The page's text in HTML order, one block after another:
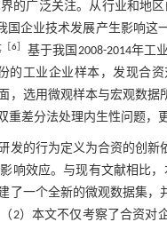
广泛关注。从行业和地区
国企业技术发展产生影响这
［6
基于我国2008-2014年工
的工业企业样本，发现合
选用微观样本与宏观数
差分法处理内生性问题，
的行为定义为合资的创新
响效应。与现有文献相比
了一个全新的微观数据集
2）本文不仅考察了合资